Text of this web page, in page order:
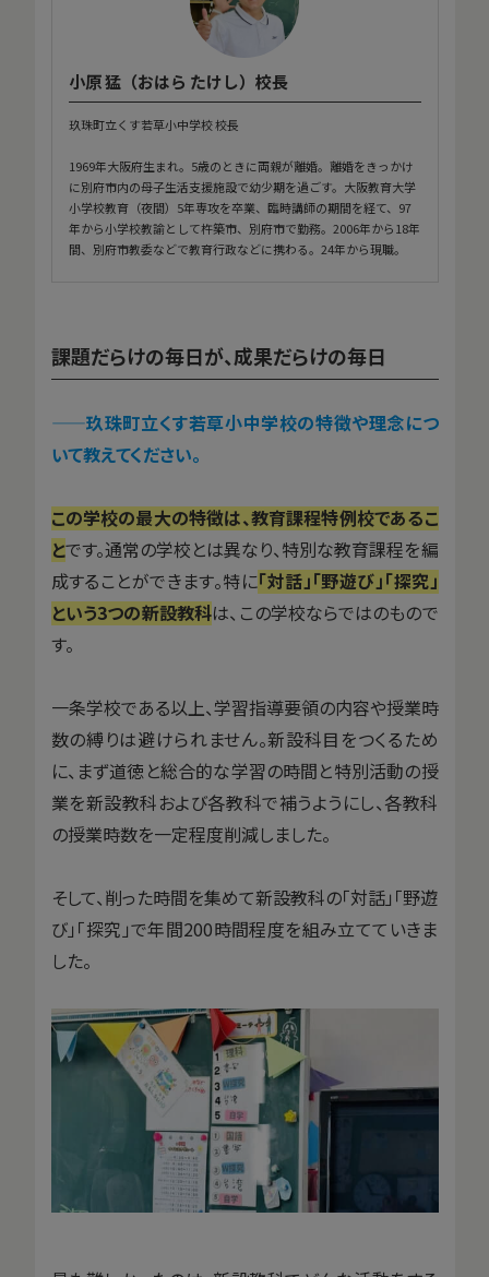
小原 猛（おはら たけし）校長
玖珠町立くす若草小中学校 校長
1969年大阪府生まれ。5歳のときに両親が離婚。離婚をきっかけ
に別府市内の母子生活支援施設で幼少期を過ごす。大阪教育大学
小学校教育（夜間）5年専攻を卒業、臨時講師の期間を経て、97
年から小学校教諭として杵築市、別府市で勤務。2006年から18年
間、別府市教委などで教育行政などに携わる。24年から現職。
課題だらけの毎日が、成果だらけの毎日
——玖珠町立くす若草小中学校の特徴や理念につ
いて教えてください。
この学校の最大の特徴は、教育課程特例校であるこ
とです。通常の学校とは異なり、特別な教育課程を編
成することができます。特に「対話」「野遊び」「探究」
という3つの新設教科は、この学校ならではのもので
す。
一条学校である以上、学習指導要領の内容や授業時
数の縛りは避けられません。新設科目をつくるため
に、まず道徳と総合的な学習の時間と特別活動の授
業を新設教科および各教科で補うようにし、各教科
の授業時数を一定程度削減しました。
そして、削った時間を集めて新設教科の「対話」「野遊
び」「探究」で年間200時間程度を組み立てていきま
した。